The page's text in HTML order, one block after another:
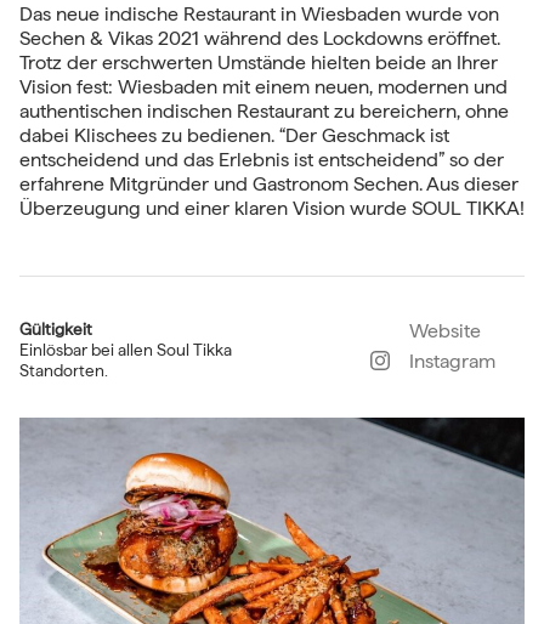
Das neue indische Restaurant in Wiesbaden wurde von
Sechen & Vikas 2021 während des Lockdowns eröffnet.
Trotz der erschwerten Umstände hielten beide an Ihrer
Vision fest: Wiesbaden mit einem neuen, modernen und
authentischen indischen Restaurant zu bereichern, ohne
dabei Klischees zu bedienen. “Der Geschmack ist
entscheidend und das Erlebnis ist entscheidend” so der
erfahrene Mitgründer und Gastronom Sechen. Aus dieser
Überzeugung und einer klaren Vision wurde SOUL TIKKA!
Gültigkeit
Einlösbar bei allen Soul Tikka
Standorten.
Website
Instagram